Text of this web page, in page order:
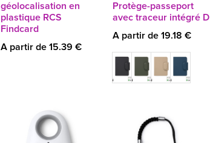
géolocalisation en
plastique RCS
Findcard
A partir de 15.39 €
Protège-passeport
avec traceur intégré D
A partir de 19.18 €